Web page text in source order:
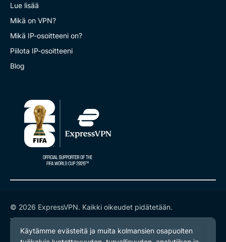
Lue lisää
Mikä on VPN?
Mikä IP-osoitteeni on?
Piilota IP-osoitteeni
Blog
© 2026 ExpressVPN. Kaikki oikeudet pidätetään.
Yksityisyyskäytäntö
Palveluehdot